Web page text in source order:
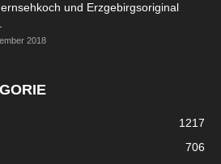
und Erzgebirgsoriginal
2018
1217
706